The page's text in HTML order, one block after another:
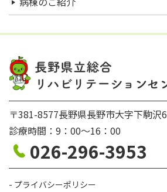
〒381-8577長野県長野市大字下駒沢
診療時間：9：00〜16：00
026-296-3953
プライバシーポリシー